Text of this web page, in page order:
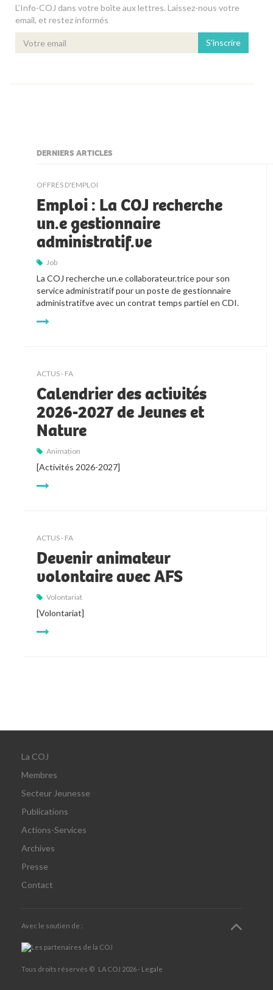
L’Info-COJ dans votre boîte aux lettres. Laissez-nous votre
email, et restez informés
S'inscrire
DERNIERS ARTICLES
OFFRES D'EMPLOI
Emploi : La COJ recherche
un.e gestionnaire
administratif.ve
Job
La COJ recherche un.e collaborateur.trice pour son
service administratif pour un poste de gestionnaire
administratif.ve avec un contrat temps partiel en CDI.
ACTUS - FA
Calendrier des activités
2026-2027 de Jeunes et
Nature
Animation
[Activités 2026-2027]
ACTUS - FA
Devenir animateur
volontaire avec AFS
Volontariat
[Volontariat]
La COJ
Membres
Secteur Jeunesse
Publications
Actions-Services
Archives
Presse
Contact
Avec le soutien de :
Tous droits réservés © LA COJ 2026 - Legale